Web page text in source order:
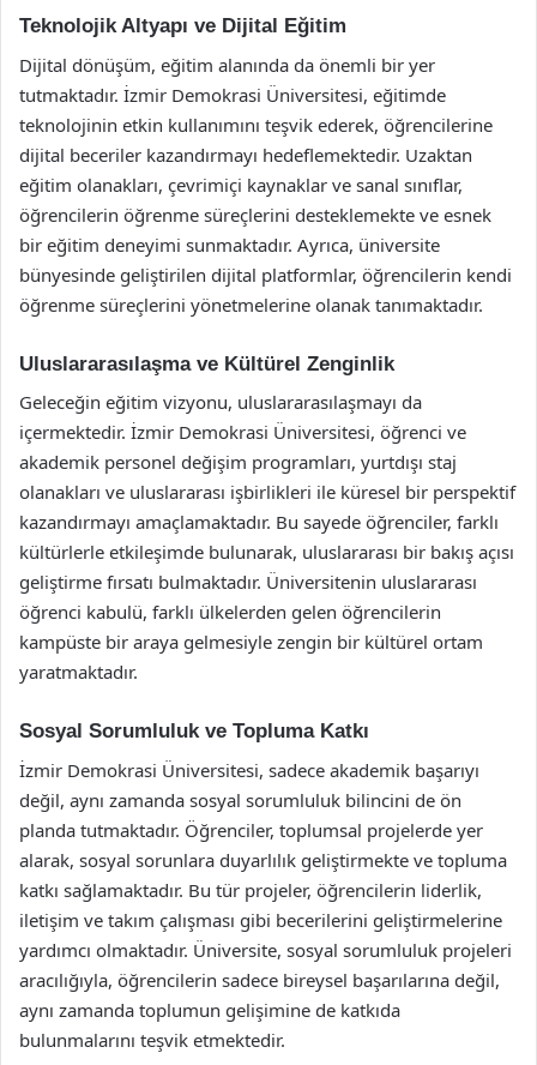
Teknolojik Altyapı ve Dijital Eğitim
Dijital dönüşüm, eğitim alanında da önemli bir yer
tutmaktadır. İzmir Demokrasi Üniversitesi, eğitimde
teknolojinin etkin kullanımını teşvik ederek, öğrencilerine
dijital beceriler kazandırmayı hedeflemektedir. Uzaktan
eğitim olanakları, çevrimiçi kaynaklar ve sanal sınıflar,
öğrencilerin öğrenme süreçlerini desteklemekte ve esnek
bir eğitim deneyimi sunmaktadır. Ayrıca, üniversite
bünyesinde geliştirilen dijital platformlar, öğrencilerin kendi
öğrenme süreçlerini yönetmelerine olanak tanımaktadır.
Uluslararasılaşma ve Kültürel Zenginlik
Geleceğin eğitim vizyonu, uluslararasılaşmayı da
içermektedir. İzmir Demokrasi Üniversitesi, öğrenci ve
akademik personel değişim programları, yurtdışı staj
olanakları ve uluslararası işbirlikleri ile küresel bir perspektif
kazandırmayı amaçlamaktadır. Bu sayede öğrenciler, farklı
kültürlerle etkileşimde bulunarak, uluslararası bir bakış açısı
geliştirme fırsatı bulmaktadır. Üniversitenin uluslararası
öğrenci kabulü, farklı ülkelerden gelen öğrencilerin
kampüste bir araya gelmesiyle zengin bir kültürel ortam
yaratmaktadır.
Sosyal Sorumluluk ve Topluma Katkı
İzmir Demokrasi Üniversitesi, sadece akademik başarıyı
değil, aynı zamanda sosyal sorumluluk bilincini de ön
planda tutmaktadır. Öğrenciler, toplumsal projelerde yer
alarak, sosyal sorunlara duyarlılık geliştirmekte ve topluma
katkı sağlamaktadır. Bu tür projeler, öğrencilerin liderlik,
iletişim ve takım çalışması gibi becerilerini geliştirmelerine
yardımcı olmaktadır. Üniversite, sosyal sorumluluk projeleri
aracılığıyla, öğrencilerin sadece bireysel başarılarına değil,
aynı zamanda toplumun gelişimine de katkıda
bulunmalarını teşvik etmektedir.